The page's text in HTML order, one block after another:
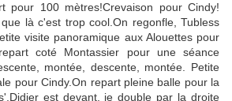
pour 100 mètres!Crevaison pour Cindy!
là c'est trop cool.On regonfle, Tubless
visite panoramique aux Alouettes pour
coté Montassier pour une séance
montée, descente, montée. Petite
pour Cindy.On repart pleine balle pour la
est devant, je double par la droite